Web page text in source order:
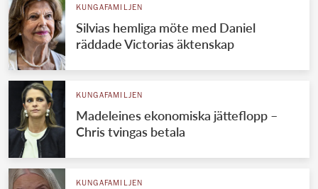
KUNGAFAMILJEN
Silvias hemliga möte med Daniel
räddade Victorias äktenskap
KUNGAFAMILJEN
Madeleines ekonomiska jätteflopp –
Chris tvingas betala
KUNGAFAMILJEN